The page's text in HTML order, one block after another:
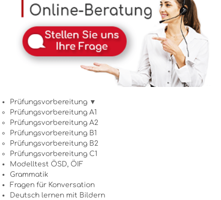
Prüfungsvorbereitung ▼
Prüfungsvorbereitung A1
Prüfungsvorbereitung A2
Prüfungsvorbereitung B1
Prüfungsvorbereitung B2
Prüfungsvorbereitung C1
Modelltest ÖSD, ÖIF
Grammatik
Fragen für Konversation
Deutsch lernen mit Bildern